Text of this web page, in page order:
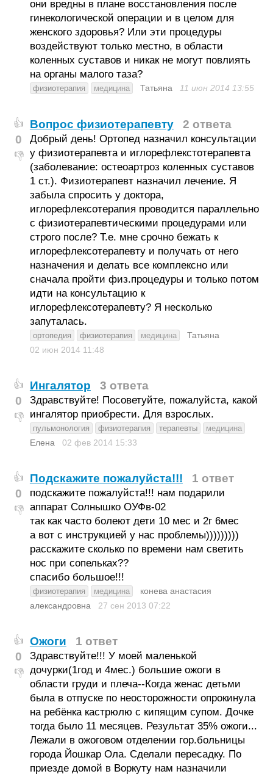
они вредны в плане восстановления после
гинекологической операции и в целом для
женского здоровья? Или эти процедуры
воздействуют только местно, в области
коленных суставов и никак не могут повлиять
на органы малого таза?
физиотерапия медицина Татьяна 11 июн 2014 13:55
👍
0
👎
Вопрос физиотерапевту 2 ответа
Добрый день! Ортопед назначил консультации
у физиотерапевта и иглорефлекстотерапевта
(заболевание: остеоартроз коленных суставов
1 ст.). Физиотерапевт назначил лечение. Я
забыла спросить у доктора,
иглорефлексотерапия проводится параллельно
с физиотерапевтическими процедурами или
строго после? Т.е. мне срочно бежать к
иглорефлексотерапевту и получать от него
назначения и делать все комплексно или
сначала пройти физ.процедуры и только потом
идти на консультацию к
иглорефлексотерапевту? Я несколько
запуталась.
ортопедия физиотерапия медицина
Татьяна
02 июн 2014 11:48
👍
0
👎
Ингалятор 3 ответа
Здравствуйте! Посоветуйте, пожалуйста, какой
ингалятор приобрести. Для взрослых.
пульмонология физиотерапия терапевты медицина
Елена 02 фев 2014 15:33
👍
0
👎
Подскажите пожалуйста!!! 1 ответ
подскажите пожалуйста!!! нам подарили
аппарат Солнышко ОУФв-02
так как часто болеют дети 10 мес и 2г 6мес
а вот с инструкцией у нас проблемы)))))))))
расскажите сколько по времени нам светить
нос при сопельках??
спасибо большое!!!
физиотерапия медицина
конева анастасия
александровна
27 сен 2013 07:22
👍
0
👎
Ожоги 1 ответ
Здравствуйте!!! У моей маленькой
дочурки(1год и 4мес.) большие ожоги в
области груди и плеча--Когда женас детьми
была в отпуске по неосторожности опрокинула
на ребёнка кастрюлю с кипящим супом. Дочке
тогда было 11 месяцев. Результат 35% ожоги...
Лежали в ожоговом отделении гор.больницы
города Йошкар Ола. Сделали пересадку. По
приезде домой в Воркуту нам назначили